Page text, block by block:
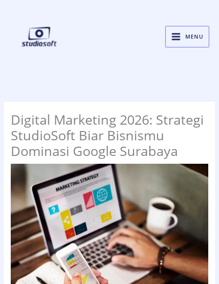
MENU
Digital Marketing 2026: Strategi
StudioSoft Biar Bisnismu
Dominasi Google Surabaya